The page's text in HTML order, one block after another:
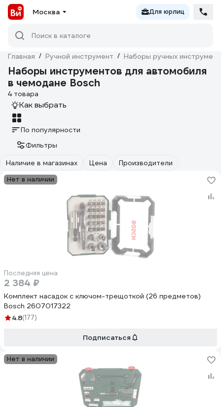
Москва Для юрлиц
Поиск в каталоге
Главная / Ручной инструмент / Наборы ручных
Наборы инструментов для автомобиля
в чемодане Bosch
4 товара
Как выбрать
По популярности
Фильтры
Наличие в магазинах
Цена Производители
Нет в наличии
Последняя цена
2 384 ₽
Комплект насадок с ключом-трещоткой (26 предметов)
Bosch 2607017322
4.8(177)
Подписаться
Нет в наличии